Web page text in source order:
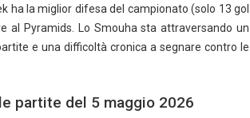
ha la miglior difesa del campionato (solo 13 gol
al Pyramids. Lo Smouha sta attraversando un
e una difficoltà cronica a segnare contro le
partite del 5 maggio 2026